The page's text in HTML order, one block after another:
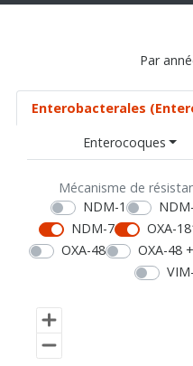
Par
Enterobacterales
Enterocoques
Mécanisme de
NDM-1
NDM-7
OXA-
OXA-48
OXA-48